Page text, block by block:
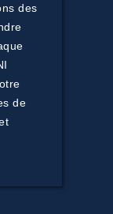
des
de